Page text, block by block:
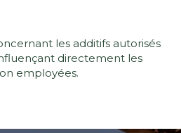
les additifs autorisés
directement les
employées.